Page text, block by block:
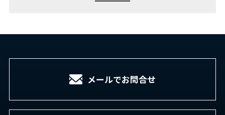
メールでお問合せ